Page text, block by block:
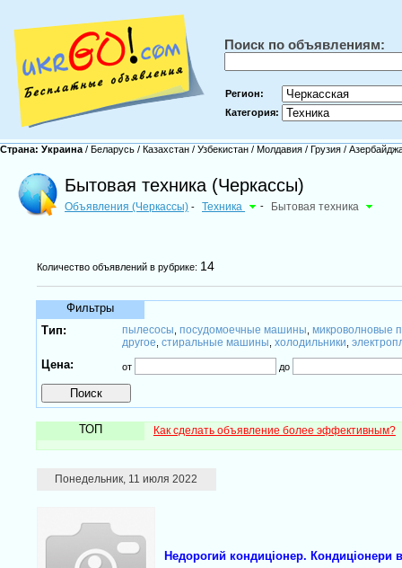
Поиск по объявлениям:
Регион:
Категория:
Страна: Украина / Беларусь / Казахстан / Узбекистан / Молдавия / Грузия /
Бытовая техника (Черкассы)
Объявления (Черкассы) - Техника - Бытовая техника
Количество объявлений в рубрике: 14
Фильтры
Тип:
пылесосы посудомоечные машины микроволновые
другое стиральные машины холодильники
Цена: от до
ТОП Как сделать объявление более эффективным?
Понедельник, 11 июля 2022
Недорогий кондиціонер. Кондиціонери